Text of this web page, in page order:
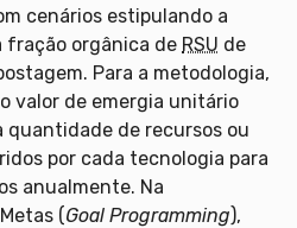
cenários estipulando a
fração orgânica de RSU de
Para a metodologia,
valor de emergia unitário
quantidade de recursos ou
por cada tecnologia para
anualmente. Na
(Goal Programming),